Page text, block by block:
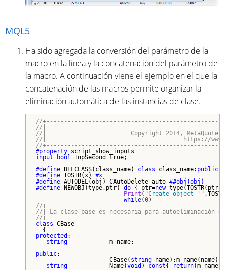
MQL5
Ha sido agregada la conversión del parámetro de la
macro en la línea y la concatenación del parámetro de
la macro. A continuación viene el ejemplo en el que la
concatenación de las macros permite organizar la
eliminación automática de las instancias de clase.
//
//|
//|                        Copyright 2014,
//|                                       https://
//
#property
input
bool
InpSecond=true;
#define DEFCLASS(class_name) class class_name: public
#define TOSTR(x)
#define AUTODEL(obj) CAutoDelete auto_
#define NEWOBJ(type,ptr) do { ptr=new
Print( "Create object '"
while(0
//
//| La clase base es necesaria para autoeliminación de
//
class CBase
protected :
string m_name;
public:
CBase( string
string Name(void ) const{ return